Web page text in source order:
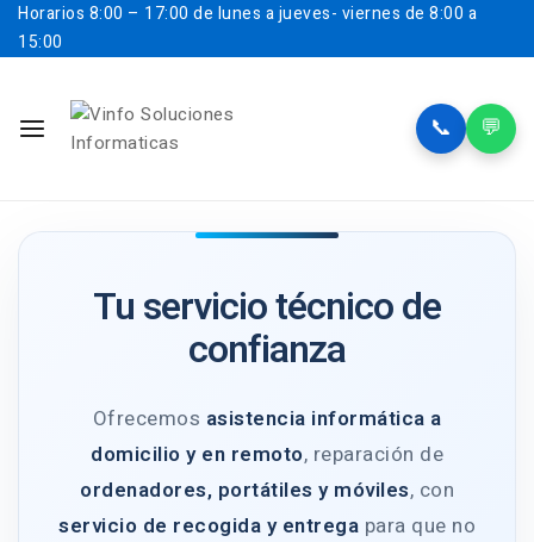
Horarios 8:00 – 17:00 de lunes a jueves- viernes de 8:00 a
15:00
📞 💬
Tu servicio técnico de
confianza
Ofrecemos asistencia informática a
domicilio y en remoto, reparación de
ordenadores, portátiles y móviles, con
servicio de recogida y entrega para que no